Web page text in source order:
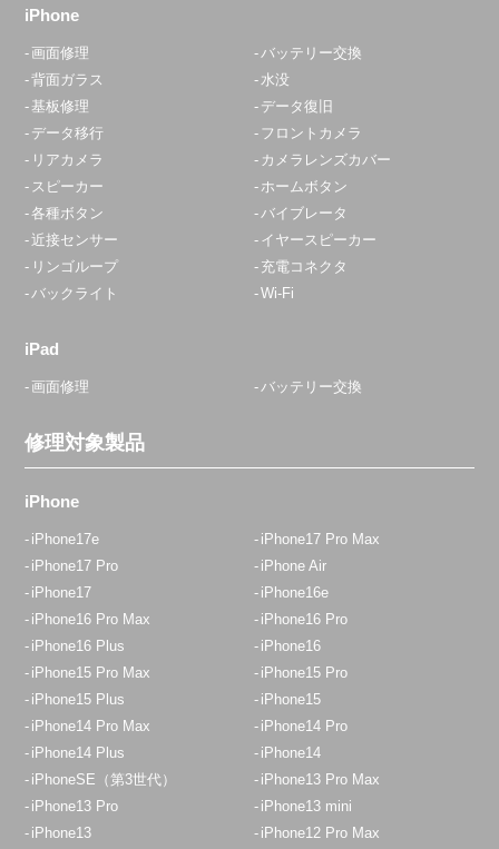
iPhone
画面修理
バッテリー交換
背面ガラス
水没
基板修理
データ復旧
データ移行
フロントカメラ
リアカメラ
カメラレンズカバー
スピーカー
ホームボタン
各種ボタン
バイブレータ
近接センサー
イヤースピーカー
リンゴループ
充電コネクタ
バックライト
Wi-Fi
iPad
画面修理 バッテリー交換
修理対象製品
iPhone
iPhone17e
iPhone17 Pro Max
iPhone17 Pro
iPhone Air
iPhone17
iPhone16e
iPhone16 Pro Max
iPhone16 Pro
iPhone16 Plus
iPhone16
iPhone15 Pro Max
iPhone15 Pro
iPhone15 Plus
iPhone15
iPhone14 Pro Max
iPhone14 Pro
iPhone14 Plus
iPhone14
iPhoneSE（第3世代）
iPhone13 Pro Max
iPhone13 Pro
iPhone13 mini
iPhone13
iPhone12 Pro Max